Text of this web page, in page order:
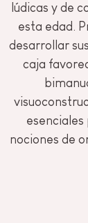
lúdicas y de
esta edad.
desarrollar
caja
nociones de